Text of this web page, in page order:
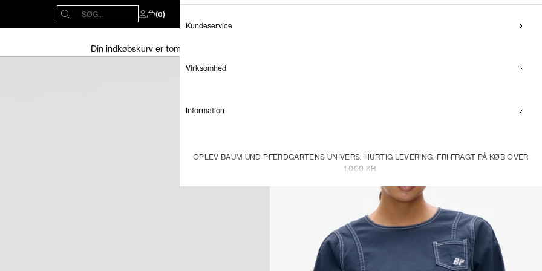
Åbn søgefunktion
SØG... Åbn kontoside
Åbn indkøbskurv
(0)
Kundeservice
Virksomhed
Information
OPLEV BAUM UND PFERDGARTENS UNIVERS. HURTIG LEVERING. FRI FRAGT PÅ KØB OVER
1.000 KR.
Din indkøbskurv er tom